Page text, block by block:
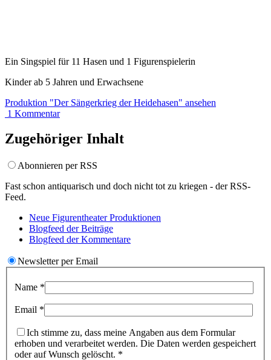
Ein Singspiel für 11 Hasen und 1 Figurenspielerin
Kinder ab 5 Jahren und Erwachsene
Produktion "Der Sängerkrieg der Heidehasen" ansehen
1 Kommentar
Zugehöriger Inhalt
Abonnieren per RSS
Fast schon antiquarisch und doch nicht tot zu kriegen - der RSS-
Feed.
Neue FigurentheaterProduktionen
Blogfeed derBeiträge
Blogfeed derKommentare
Newsletter per Email
Name *
Email *
Ich stimme zu, dass meine Angaben aus dem Formular
erhoben und verarbeitet werden. Die Daten werden gespeichert
oder auf Wunsch gelöscht. *